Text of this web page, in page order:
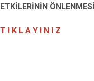
ETKİLERİNİN
T I K L A Y I N I Z